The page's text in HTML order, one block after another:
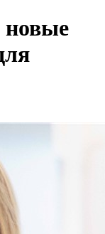
новые